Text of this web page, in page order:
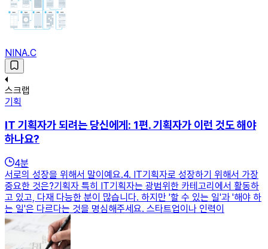
NINA.C
스크랩
기획
IT 기획자가 되려는 당신에게: 1편. 기획자가 이런 것도 해야
하나요?
4분
서로의 성장을 위해서 말이예요.4. IT기획자로 성장하기 위해서 가장
중요한 것은?기획자 특히 IT기획자는 광범위한 카테고리에서 활동하
고 있고, 다재 다능한 분이 많습니다. 하지만 '할 수 있는 일'과 '해야 하
는 일'은 다르다는 것을 명심해주세요. 스타트업이나 인력이